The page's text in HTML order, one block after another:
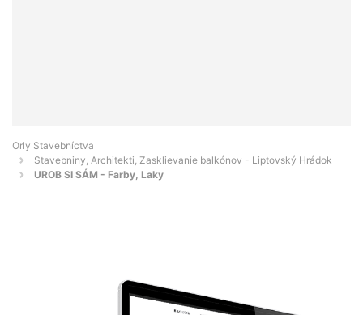
Orly Stavebníctva
Stavebniny, Architekti, Zasklievanie balkónov - Liptovský Hrádok
UROB SI SÁM - Farby, Laky